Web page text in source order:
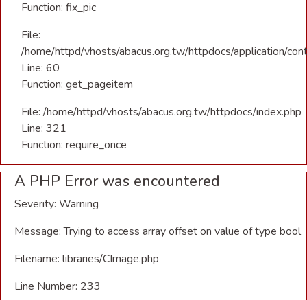
Function: fix_pic
File:
/home/httpd/vhosts/abacus.org.tw/httpdocs/application/
Line: 60
Function: get_pageitem
File: /home/httpd/vhosts/abacus.org.tw/httpdocs/index.php
Line: 321
Function: require_once
A PHP Error was encountered
Severity: Warning
Message: Trying to access array offset on value of type bool
Filename: libraries/CImage.php
Line Number: 233